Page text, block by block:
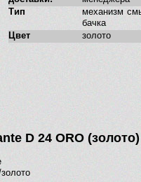
Тип
механизм
бачка
Цвет
золото
D 24 ORO